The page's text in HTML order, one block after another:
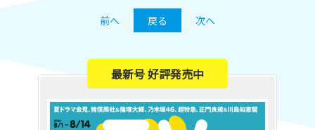
前へ 戻る 次へ
最新号 好評発売中